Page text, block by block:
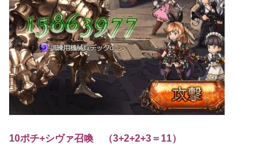
10ポチ+シヴァ召喚 （3+2+2+3＝11）